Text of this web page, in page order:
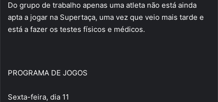
Do grupo de trabalho apenas uma atleta não está ainda
apta a jogar na Supertaça, uma vez que veio mais tarde e
está a fazer os testes físicos e médicos.
PROGRAMA DE JOGOS
Sexta-feira, dia 11